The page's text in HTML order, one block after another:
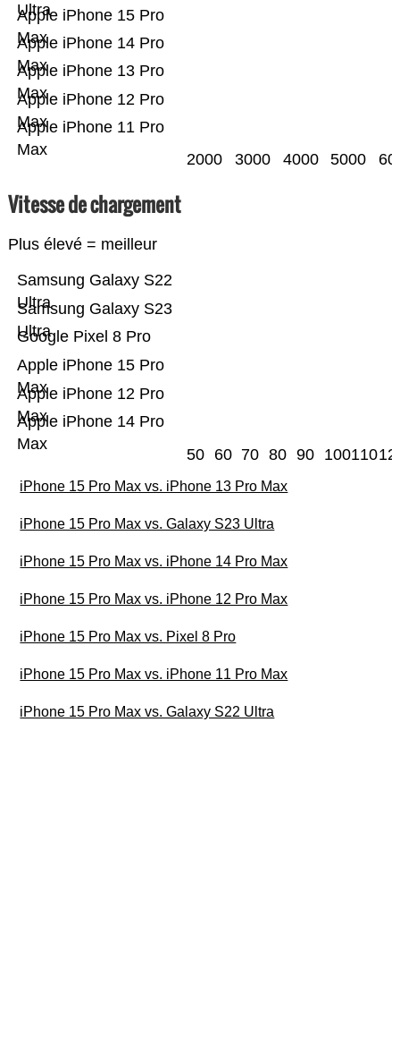
Apple iPhone 11 Pro
Max
Apple iPhone 12 Pro
Max
Apple iPhone 13 Pro
Max
Apple iPhone 14 Pro
Max
Apple iPhone 15 Pro
Max
Ultra
2000 3000 4000 5000
Vitesse de chargement
Plus élevé = meilleur
Apple iPhone 14 Pro
Max
Apple iPhone 12 Pro
Max
Apple iPhone 15 Pro
Max
Google Pixel 8 Pro
Samsung Galaxy S23
Ultra
Samsung Galaxy S22
Ultra
50 60 70 80 90 100110
iPhone 15 Pro Max vs. iPhone 13 Pro Max
iPhone 15 Pro Max vs. Galaxy S23 Ultra
iPhone 15 Pro Max vs. iPhone 14 Pro Max
iPhone 15 Pro Max vs. iPhone 12 Pro Max
iPhone 15 Pro Max vs. Pixel 8 Pro
iPhone 15 Pro Max vs. iPhone 11 Pro Max
iPhone 15 Pro Max vs. Galaxy S22 Ultra